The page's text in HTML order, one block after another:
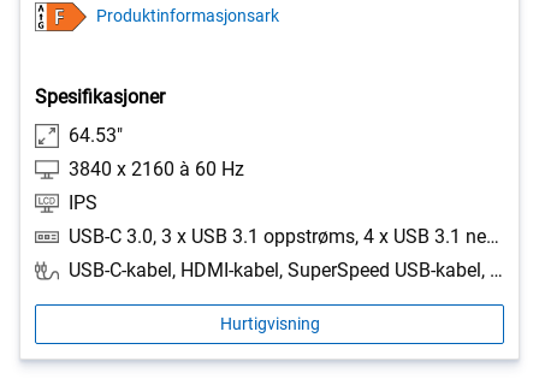
Produktinformasjonsark
Spesifikasjoner
64.53"
3840 x 2160 à 60 Hz
IPS
USB-C 3.0, 3 x USB 3.1 oppstrøms, 4 x USB 3.1 nedstrøms, DisplayPort, 3 x HDMI, Lydutgang, LAN, RS-232
USB-C-kabel, HDMI-kabel, SuperSpeed USB-kabel, DisplayPort-kabel
Hurtigvisning